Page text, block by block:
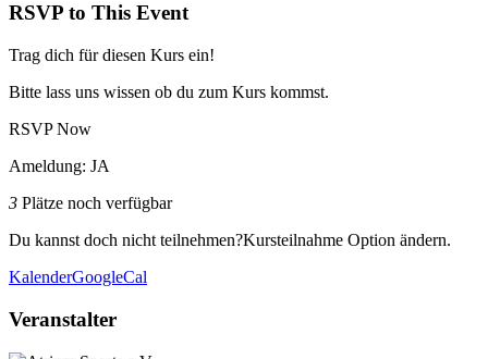
RSVP to This Event
Trag dich für diesen Kurs ein!
Bitte lass uns wissen ob du zum Kurs kommst.
RSVP Now
Ameldung: JA
3 Plätze noch verfügbar
Du kannst doch nicht teilnehmen?Kursteilnahme Option ändern.
KalenderGoogleCal
Veranstalter